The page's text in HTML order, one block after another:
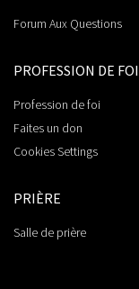
Forum Aux Questions
PROFESSION DE FOI
Profession de foi
Faites un don
Cookies Settings
PRIÈRE
Salle de prière